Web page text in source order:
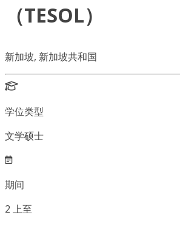
（TESOL）
新加坡, 新加坡共和国
学位类型
文学硕士
期间
2 上至